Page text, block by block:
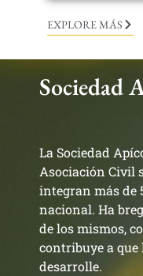
EXPLORE MÁS
Sociedad
La Sociedad
Asociación Civil
integran más de
nacional. Ha
de los mismos,
contribuye a que
desarrolle.